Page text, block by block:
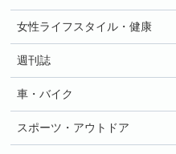
女性ライフスタイル・健康
週刊誌
車・バイク
スポーツ・アウトドア